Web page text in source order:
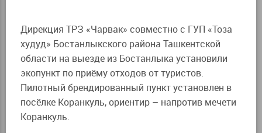
Дирекция ТРЗ «Чарвак» совместно с ГУП «Тоза
худуд» Бостанлыкского района Ташкентской
области на выезде из Бостанлыка установили
экопункт по приёму отходов от туристов.
Пилотный брендированный пункт установлен в
посёлке Коранкуль, ориентир – напротив мечети
Коранкуль.